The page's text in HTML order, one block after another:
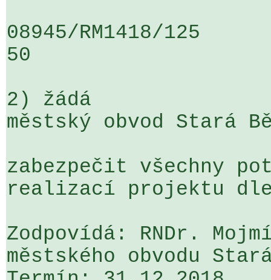
08945/RM1418/
50
2) žádá
městský obvod Stará
zabezpečit všechny
realizací projektu dle
Zodpovídá: RNDr.
městského obvodu